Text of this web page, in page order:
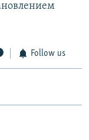
Follow us